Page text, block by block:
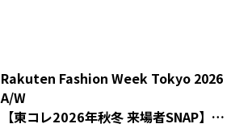
Rakuten Fashion Week Tokyo 2026
A/W
【東コレ2026年秋冬 来場者SNAP】